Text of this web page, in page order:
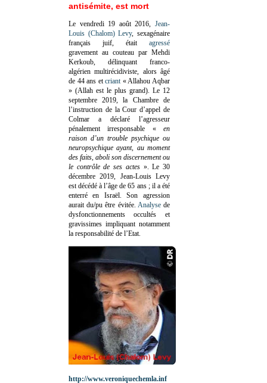
antisémite, est mort
Le vendredi 19 août 2016, Jean-
Louis (Chalom) Levy, sexagénaire
français juif, était agressé
gravement au couteau par Mehdi
Kerkoub, délinquant franco-
algérien multirécidiviste, alors âgé
de 44 ans etcriant « Allahou Aqbar
» (Allah est le plus grand). Le 12
septembre 2019, la Chambre de
l’instruction de la Cour d’appel de
Colmar a déclaré l’agresseur
pénalement irresponsable «en
raison d’un trouble psychique ou
neuropsychique ayant, au moment
des faits, aboli son discernement ou
le contrôle de ses actes». Le 30
décembre 2019, Jean-Louis Levy
est décédé à l’âge de 65 ans ; il a été
enterré en Israël. Son agression
aurait du/pu être évitée. Analysede
dysfonctionnements occultés et
gravissimes impliquant notamment
la responsabilité de l’Etat.
http://www.veroniquechemla.inf